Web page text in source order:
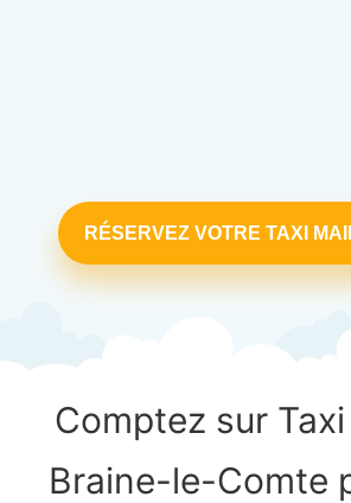
RÉSERVEZ VOTRE TAXI
Comptez sur
Braine-le-Comte